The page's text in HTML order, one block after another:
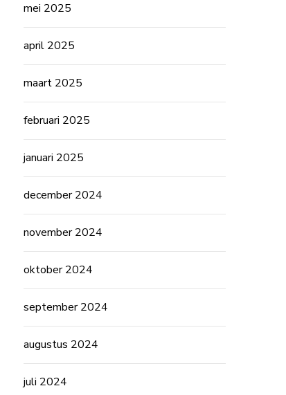
mei 2025
april 2025
maart 2025
februari 2025
januari 2025
december 2024
november 2024
oktober 2024
september 2024
augustus 2024
juli 2024